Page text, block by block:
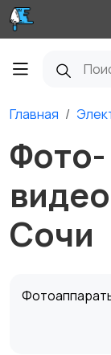
Главная
Фото-
Сочи